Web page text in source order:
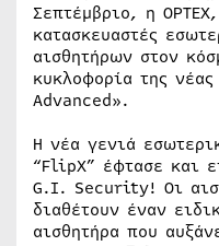
Σεπτέμβριο, η
κατασκευαστές
αισθητήρων στον
κυκλοφορία της
Advanced».
Η νέα γενιά
“FlipX” έφτασε και
G.I. Security! Οι
διαθέτουν έναν
αισθητήρα που